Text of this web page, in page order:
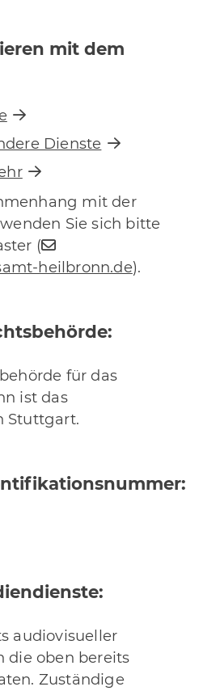
mit dem
Dienste
mit der
Sie sich bitte
(
heilbronn.de).
für das
ist das
Stuttgart.
audiovisueller
die oben bereits
Zuständige